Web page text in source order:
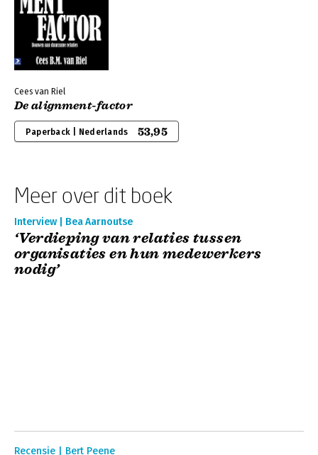
Cees van Riel
De alignment-factor
Paperback | Nederlands 53,95
Meer over dit boek
Interview | Bea Aarnoutse
‘Verdieping van relaties tussen
organisaties en hun medewerkers
nodig’
Recensie | Bert Peene